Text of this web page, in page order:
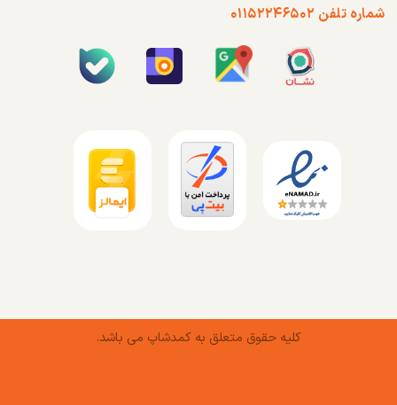
شماره تلفن ۰۱۱۵۲۲۴۶۵۰۲
کلیه حقوق متعلق به کمدشاپ می باشد.